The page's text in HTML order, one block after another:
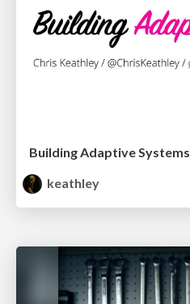
Building Adaptive Systems
keathley